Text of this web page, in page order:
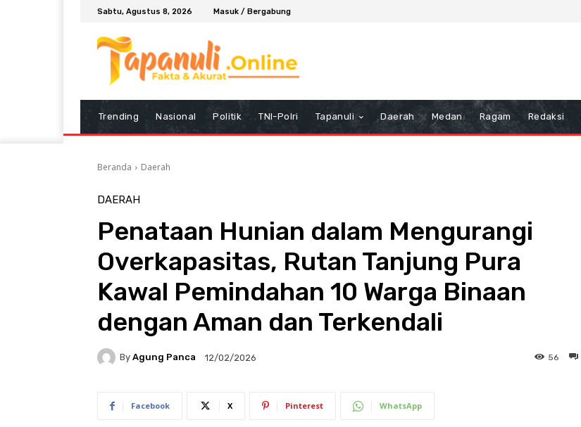
Sabtu, Agustus 8, 2026 Masuk / Bergabung
Trending Nasional Politik TNI-Polri Tapanuli Daerah Medan Ragam Redaksi
Beranda Daerah
DAERAH
Penataan Hunian dalam Mengurangi
Overkapasitas, Rutan Tanjung Pura
Kawal Pemindahan 10 Warga Binaan
dengan Aman dan Terkendali
By Agung Panca 12/02/2026 56
Facebook X Pinterest WhatsApp